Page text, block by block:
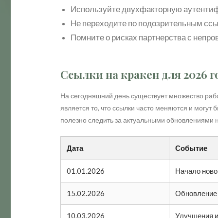
Используйте двухфакторную
Не переходите по подозрительным
Помните о рисках партнерства с
Ссылки на кракен для 2026
На сегодняшний день существует множество
является то, что ссылки часто меняются и
полезно следить за актуальными
Дата Событие
01.01.2026 Начало
15.02.2026 Обновление
10.03.2026 Улучшения